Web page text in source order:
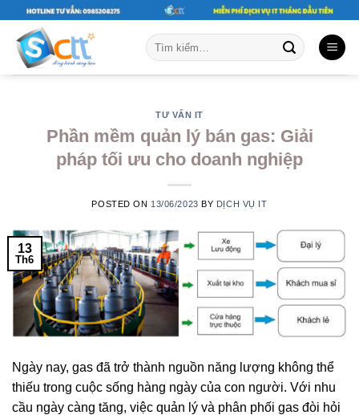
content
Tìm
kiếm:
TƯ VẤN IT
Phần mềm quản lý bán gas: Giải
pháp tối ưu cho doanh nghiệp
POSTED ON 13/06/2023 BY DỊCH VỤ IT
13
Th6
Ngày nay, gas đã trở thành nguồn năng lượng không thể
thiếu trong cuộc sống hàng ngày của con người. Với nhu
cầu ngày càng tăng, việc quản lý và phân phối gas đòi hỏi